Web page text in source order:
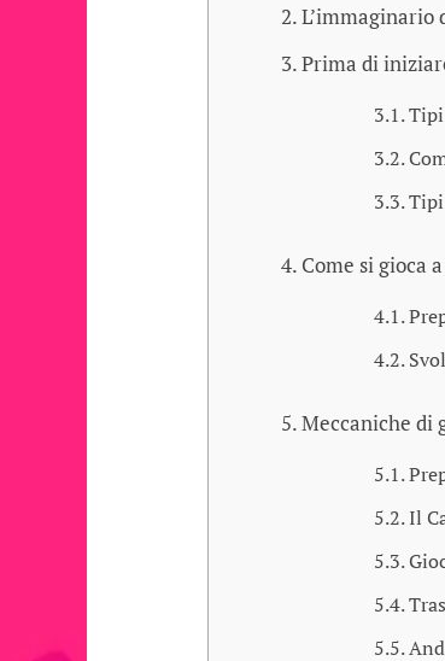
L’immaginario
Prima di
Come si gioca
Meccaniche di
Il